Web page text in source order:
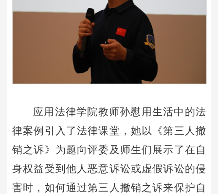
应用法律学院教师孙慰用生活中的法
律案例引入了法律课堂，她以《第三人撤
销之诉》为题向评委及师生们展示了在自
身权益受到他人恶意诉讼或虚假诉讼的侵
害时，如何通过第三人撤销之诉来保护自